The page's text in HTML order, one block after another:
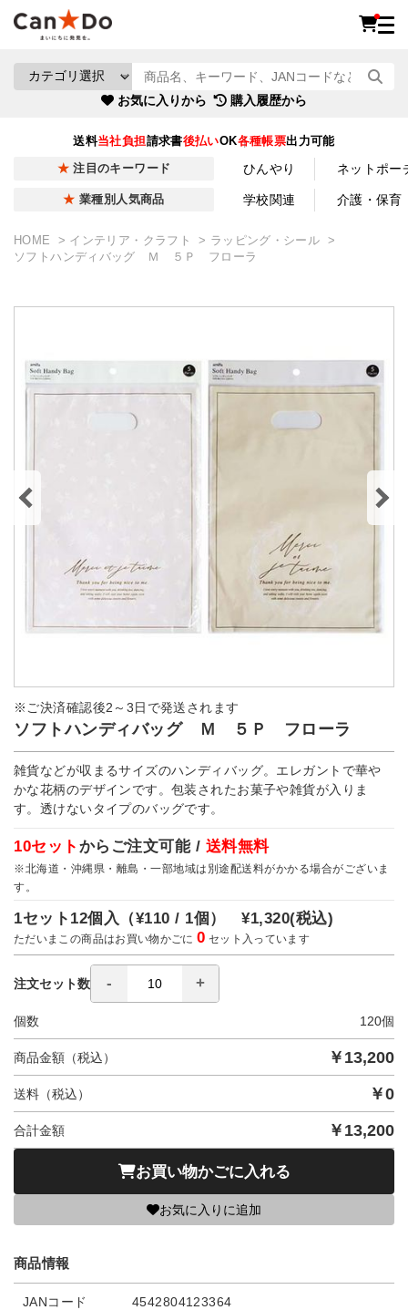
お気に入りから 購入履歴から
送料当社負担請求書後払いOK各種帳票出力可能
注目のキーワード ひんやり ネットポー
業種別人気商品 学校関連 介護・保育
HOME インテリア・クラフト
ラッピング・シール
ソフトハンディバッグ Ｍ ５Ｐ フローラ
※ご決済確認後2～3日で発送されます
ソフトハンディバッグ Ｍ ５Ｐ フローラ
雑貨などが収まるサイズのハンディバッグ。エレガントで華や
かな花柄のデザインです。包装されたお菓子や雑貨が入りま
す。透けないタイプのバッグです。
10セット からご注文可能 / 送料無料
※北海道・沖縄県・離島・一部地域は別途配送料がかかる場合がございま
す。
1セット12個入（¥110 / 1個）¥1,320(税込)
ただいまこの商品はお買い物かごに0 セット入っています
注文セット数
個数 120個
商品金額（税込） ￥ 13,200
送料（税込） ￥0
合計金額 ￥ 13,200
お買い物かごに入れる
お気に入りに追加
商品情報
JANコード 4542804123364